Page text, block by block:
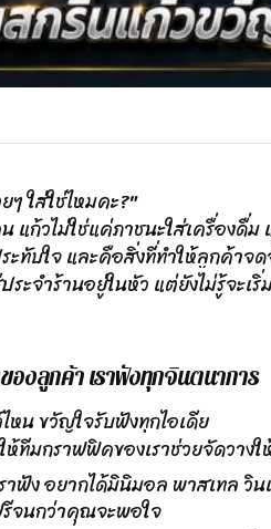
ๆ ใส่ใช่ไหมคะ?"
แก้วไม่ใช่แค่ภาชนะใส่เครื่อง
ะทับใจ และคือสิ่งที่ทำให้ลูกค้าจ
ะจำร้านอยู่ในหัว แต่ยังไม่รู้จะ
องลูกค้า เราฟังทุกจินตนาการ
หน ขวัญใจรับฟังทุกไอเดีย
ห้ทีมกราฟฟิคของเราช่วยจัดวา
าฟัง อยากได้มินิมอล พาสเทล
จนกว่าคุณจะพอใจ